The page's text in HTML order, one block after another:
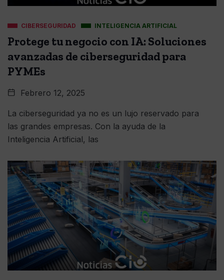
CIBERSEGURIDAD INTELIGENCIA ARTIFICIAL
Protege tu negocio con IA: Soluciones
avanzadas de ciberseguridad para
PYMEs
Febrero 12, 2025
La ciberseguridad ya no es un lujo reservado para
las grandes empresas. Con la ayuda de la
Inteligencia Artificial, las